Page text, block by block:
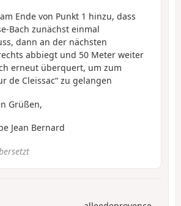
Ende von Punkt 1 hinzu, dass
Bach zunächst einmal
dann an der nächsten
abbiegt und 50 Meter weiter
erneut überquert, um zum
de Cleissac“ zu gelangen
Grüßen,
Jean Bernard